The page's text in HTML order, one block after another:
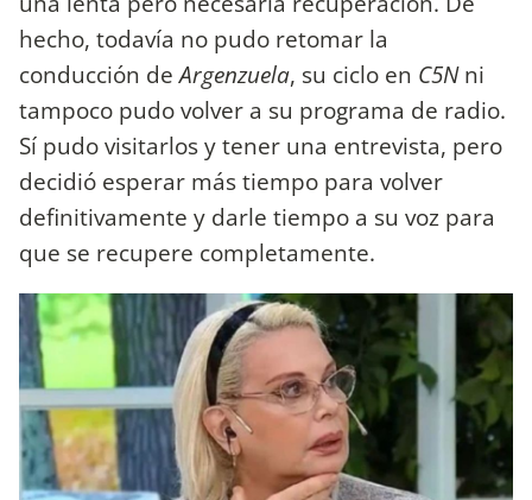
hecho, todavía no pudo retomar la
conducción deArgenzuela, su ciclo en C5Nni
tampoco pudo volver a su programa de radio.
Sí pudo visitarlos y tener una entrevista, pero
decidió esperar más tiempo para volver
definitivamente y darle tiempo a su voz para
que se recupere completamente.